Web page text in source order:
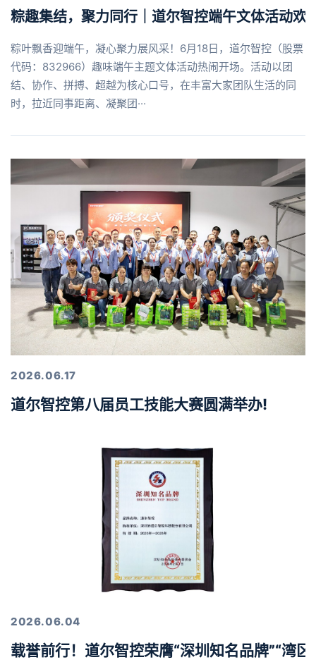
粽趣集结，聚力同行｜道尔智控端午文体活动欢
粽叶飘香迎端午，凝心聚力展风采！6月18日，道尔智控（股票
代码：832966）趣味端午主题文体活动热闹开场。活动以团
结、协作、拼搏、超越为核心口号，在丰富大家团队生活的同
时，拉近同事距离、凝聚团···
2026.06.17
道尔智控第八届员工技能大赛圆满举办!
2026.06.04
载誉前行！道尔智控荣膺“深圳知名品牌”“湾